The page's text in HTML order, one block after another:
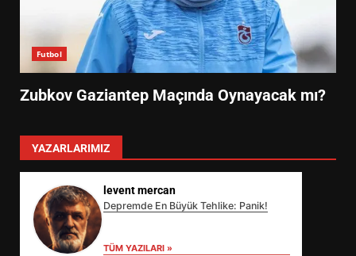
Futbol
Zubkov Gaziantep Maçında Oynayacak mı?
YAZARLARIMIZ
levent mercan
Depremde En Büyük Tehlike: Panik!
TÜM YAZILARI »